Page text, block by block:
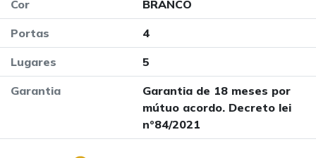
Cor BRANCO
Portas 4
Lugares 5
Garantia
Garantia de 18 meses por
mútuo acordo. Decreto lei
nº84/2021